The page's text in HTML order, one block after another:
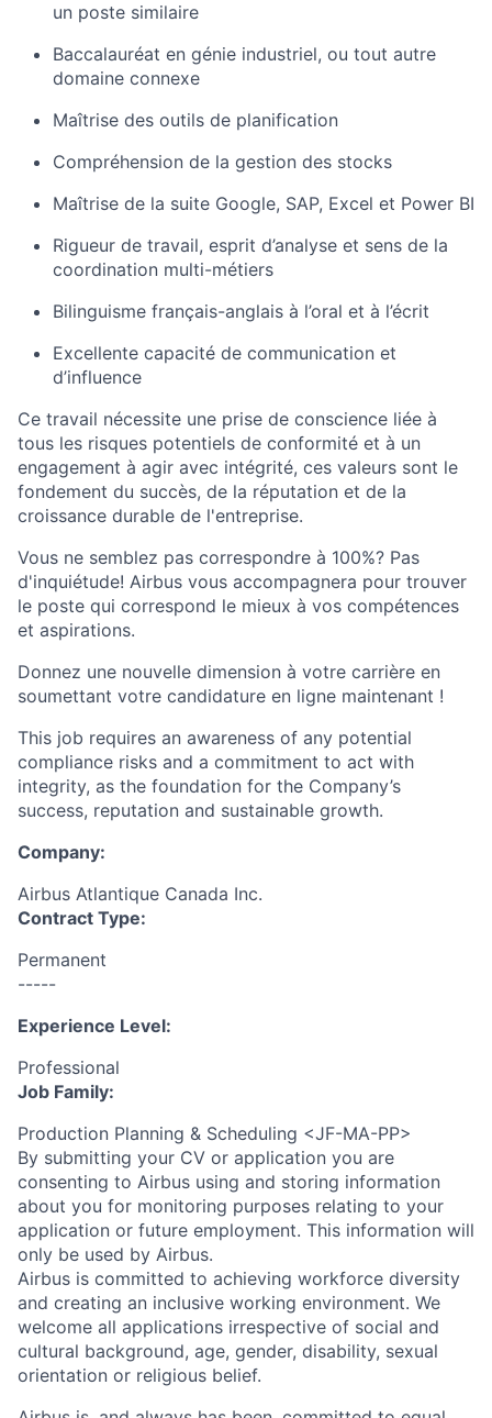
un poste similaire
Baccalauréat en génie industriel, ou tout autre
domaine connexe
Maîtrise des outils de planification
Compréhension de la gestion des stocks
Maîtrise de la suite Google, SAP, Excel et Power BI
Rigueur de travail, esprit d’analyse et sens de la
coordination multi-métiers
Bilinguisme français-anglais à l’oral et à l’écrit
Excellente capacité de communication et
d’influence
Ce travail nécessite une prise de conscience liée à
tous les risques potentiels de conformité et à un
engagement à agir avec intégrité, ces valeurs sont le
fondement du succès, de la réputation et de la
croissance durable de l'entreprise.
Vous ne semblez pas correspondre à 100%? Pas
d'inquiétude! Airbus vous accompagnera pour trouver
le poste qui correspond le mieux à vos compétences
et aspirations.
Donnez une nouvelle dimension à votre carrière en
soumettant votre candidature en ligne maintenant !
This job requires an awareness of any potential
compliance risks and a commitment to act with
integrity, as the foundation for the Company’s
success, reputation and sustainable growth.
Company:
Airbus Atlantique Canada Inc.
Contract Type:
Permanent
-----
Experience Level:
Professional
Job Family:
Production Planning & Scheduling <JF-MA-PP>
By submitting your CV or application you are
consenting to Airbus using and storing information
about you for monitoring purposes relating to your
application or future employment. This information will
only be used by Airbus.
Airbus is committed to achieving workforce diversity
and creating an inclusive working environment. We
welcome all applications irrespective of social and
cultural background, age, gender, disability, sexual
orientation or religious belief.